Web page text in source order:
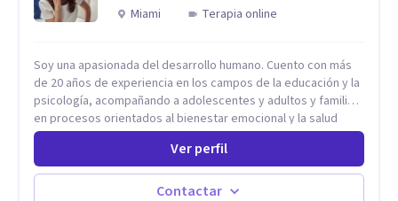
Miami
Terapia online
Soy una apasionada del desarrollo humano. Cuento con más
de 20 años de experiencia en los campos de la educación y la
psicología, acompañando a adolescentes y adultos y familias
en procesos orientados al bienestar emocional y la salud
mental. Mi visión es contribuir, a través de mi trabajo, a que
las personas accedan a una vida más digna, plena y con
sentido. Considero que esto es posible cuando
desarrollamos una mayor conciencia de nuestro mundo
Ver perfil
Contactar